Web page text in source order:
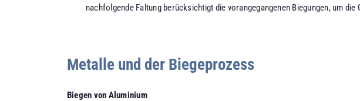
nachfolgende Faltung berücksichtigt die vorangegangenen Biegungen, um
Metalle und der Biegeprozess
Biegen von Aluminium